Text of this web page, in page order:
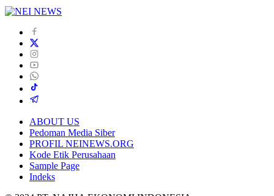
ABOUT US
Pedoman Media Siber
PROFIL NEINEWS.ORG
Kode Etik Perusahaan
Sample Page
Indeks